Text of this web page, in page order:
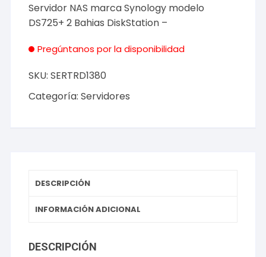
Servidor NAS marca Synology modelo
DS725+ 2 Bahias DiskStation –
Pregúntanos por la disponibilidad
SKU:SERTRD1380
Categoría:Servidores
DESCRIPCIÓN
INFORMACIÓN ADICIONAL
DESCRIPCIÓN